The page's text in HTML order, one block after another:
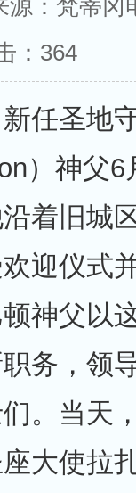
源：梵蒂
： 364
新任圣地
）神父
着旧城
迎仪式
神父以
职务，领
。当天
大使拉